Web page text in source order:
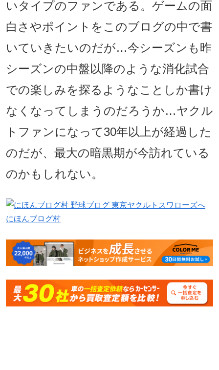
いタイプのファンである。ゲームの面
白さやポイントをこのブログの中で書
いていきたいのだが…今シーズンも昨
シーズンの中盤以降のような消化試合
での楽しみを探るようなことしか書け
なくなってしまうのだろうか…ヤクル
トファンになって30年以上が経過した
のだが、最大の暗黒期が今訪れている
のかもしれない。
にほんブログ村